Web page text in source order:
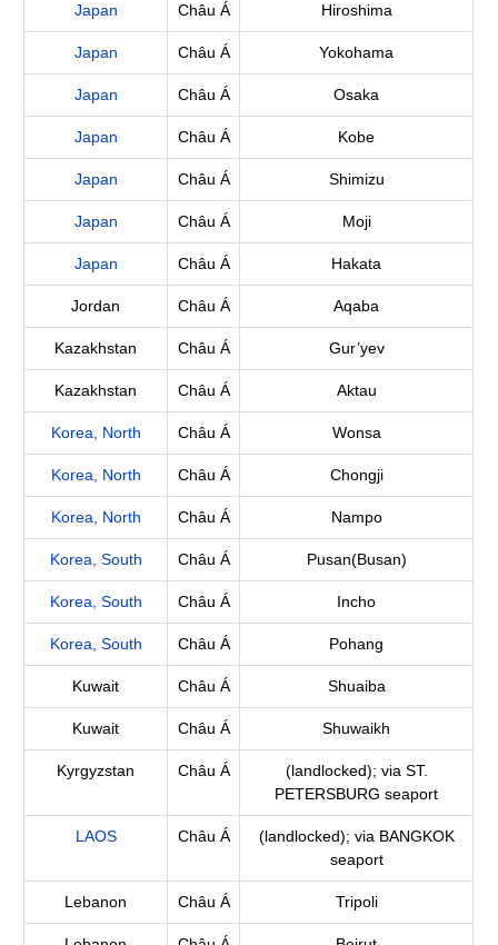
Japan Châu Á Hiroshima
Japan Châu Á Yokohama
Japan Châu Á Osaka
Japan Châu Á Kobe
Japan Châu Á Shimizu
Japan Châu Á Moji
Japan Châu Á Hakata
Jordan Châu Á Aqaba
Kazakhstan Châu Á Gur’yev
Kazakhstan Châu Á Aktau
Korea, North Châu Á Wonsa
Korea, North Châu Á Chongji
Korea, North Châu Á Nampo
Korea, South Châu Á Pusan(Busan)
Korea, South Châu Á Incho
Korea, South Châu Á Pohang
Kuwait Châu Á Shuaiba
Kuwait Châu Á Shuwaikh
Kyrgyzstan Châu Á
(landlocked); via ST.
PETERSBURG seaport
LAOS Châu Á
(landlocked); via BANGKOK
seaport
Lebanon Châu Á Tripoli